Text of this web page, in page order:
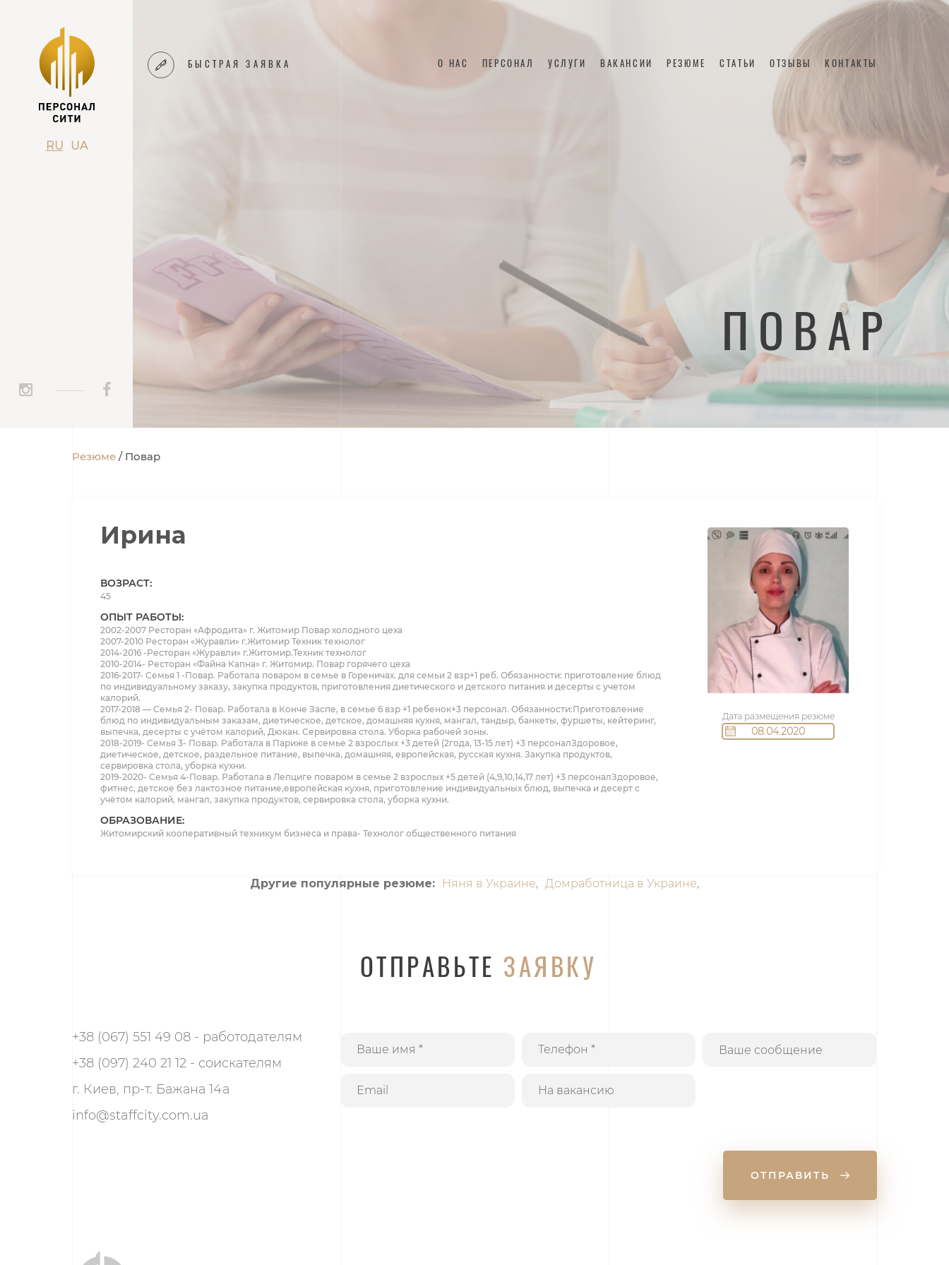
RU UA
БЫСТРАЯ ЗАЯВКА О НАС ПЕРСОНАЛ УСЛУГИ ВАКАНСИИ РЕЗЮМЕ СТАТЬИ ОТЗЫВЫ КОНТАКТЫ
ПОВАР
Резюме Повар
Дата размещения резюме
08.04.2020
Ирина
ВОЗРАСТ:
45
ОПЫТ РАБОТЫ:
2002-2007 Ресторан «Афродита» г. Житомир Повар холодного цеха
2007-2010 Ресторан «Журавли» г.Житомир Техник технолог
2014-2016 -Ресторан «Журавли» г.Житомир.Техник технолог
2010-2014- Ресторан «Файна Капна» г. Житомир. Повар горячего цеха
2016-2017- Семья 1 -Повар. Работала поваром в семье в Гореничах. для семьи 2 взр+1 реб. Обязанности: приготовление блюд
по индивидуальному заказу, закупка продуктов, приготовления диетического и детского питания и десерты с учетом
калорий.
2017-2018 — Семья 2- Повар. Работала в Конче Заспе, в семье 6 взр +1 ребенок+3 персонал. Обязанности:Приготовление
блюд по индивидуальным заказам, диетическое, детское, домашняя кухня, мангал, тандыр, банкеты, фуршеты, кейтеринг,
выпечка, десерты с учётом калорий, Дюкан. Сервировка стола. Уборка рабочей зоны.
2018-2019- Семья 3- Повар. Работала в Париже в семье 2 взрослых +3 детей (2года, 13-15 лет) +3 персоналЗдоровое,
диетическое, детское, раздельное питание, выпечка, домашняя, европейская, русская кухня. Закупка продуктов,
сервировка стола, уборка кухни.
2019-2020- Семья 4-Повар. Работала в Лепциге поваром в семье 2 взрослых +5 детей (4,9,10,14,17 лет) +3 персоналЗдоровое,
фитнес, детское без лактозное питание,европейская кухня, приготовление индивидуальных блюд, выпечка и десерт с
учётом калорий, мангал, закупка продуктов, сервировка стола, уборка кухни.
ОБРАЗОВАНИЕ:
Житомирский кооперативный техникум бизнеса и права- Технолог общественного питания
Другие популярные резюме: Няня в Украине, Домработница в Украине,
ОТПРАВЬТЕ ЗАЯВКУ
+38 (067) 551 49 08 - работодателям
+38 (097) 240 21 12 - соискателям
г. Киев, пр-т. Бажана 14а
info@staffcity.com.ua
ОТПРАВИТЬ